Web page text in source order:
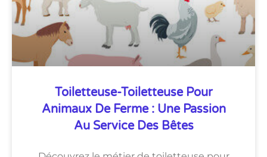
Toiletteuse-Toiletteuse Pour
Animaux De Ferme : Une Passion
Au Service Des Bêtes